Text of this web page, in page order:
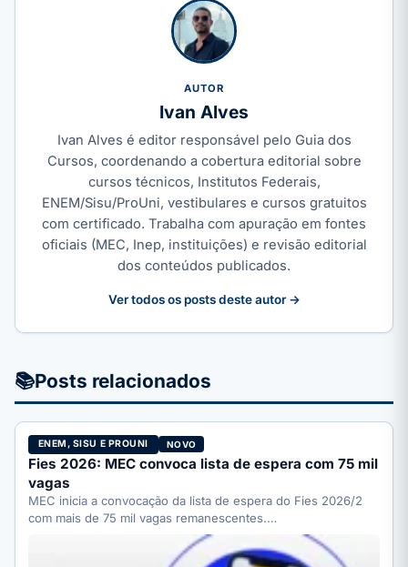
AUTOR
Ivan Alves
Ivan Alves é editor responsável pelo Guia dos
Cursos, coordenando a cobertura editorial sobre
cursos técnicos, Institutos Federais,
ENEM/Sisu/ProUni, vestibulares e cursos gratuitos
com certificado. Trabalha com apuração em fontes
oficiais (MEC, Inep, instituições) e revisão editorial
dos conteúdos publicados.
Ver todos os posts deste autor →
📚Posts relacionados
ENEM, SISU E PROUNI NOVO
Fies 2026: MEC convoca lista de espera com 75 mil
vagas
MEC inicia a convocação da lista de espera do Fies 2026/2
com mais de 75 mil vagas remanescentes.…